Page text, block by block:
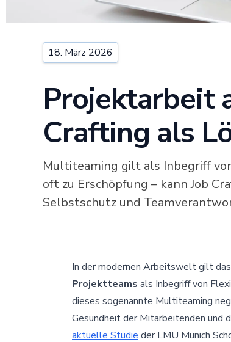
18. März 2026
Projektarbeit
Crafting als
Multiteaming gilt als Inbegriff
oft zu Erschöpfung – kann Job
Selbstschutz und
In der modernen Arbeitswelt gilt das
Projektteams als Inbegriff von
dieses sogenannte Multiteaming
Gesundheit der Mitarbeitenden und
aktuelle Studie der LMU Munich